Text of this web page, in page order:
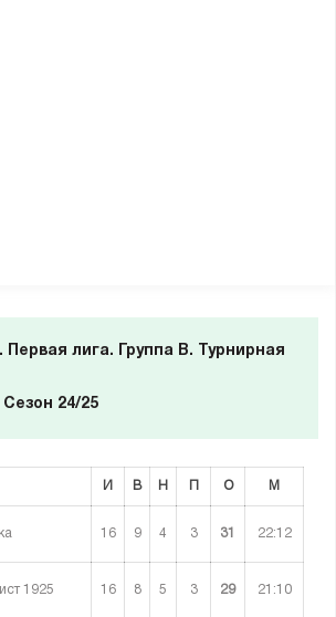
лига. Группа В. Турнирная
24/25
И В Н О М
16 9 4 3 31 22:12
1925 16 8 5 3 29 21:10